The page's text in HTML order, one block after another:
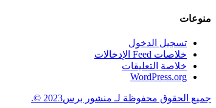
منوعات
تسجيل الدخول
خلاصات Feed الإدخالات
خلاصة التعليقات
WordPress.org
جميع الحقوق محفوظة لـ منشور برس2023 ©.